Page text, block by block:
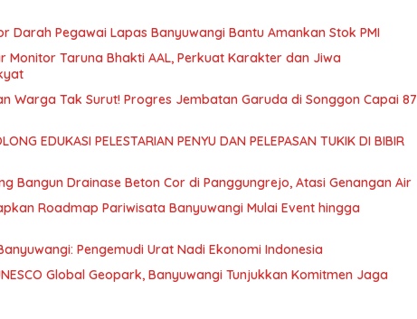
Darah Pegawai Lapas Banyuwangi Bantu Amankan Stok PMI
Monitor Taruna Bhakti AAL, Perkuat Karakter dan Jiwa
Warga Tak Surut! Progres Jembatan Garuda di Songgon Capai 87
EDUKASI PELESTARIAN PENYU DAN PELEPASAN TUKIK DI BIBIR
Bangun Drainase Beton Cor di Panggungrejo, Atasi Genangan Air
Roadmap Pariwisata Banyuwangi Mulai Event hingga
Pengemudi Urat Nadi Ekonomi Indonesia
Global Geopark, Banyuwangi Tunjukkan Komitmen Jaga